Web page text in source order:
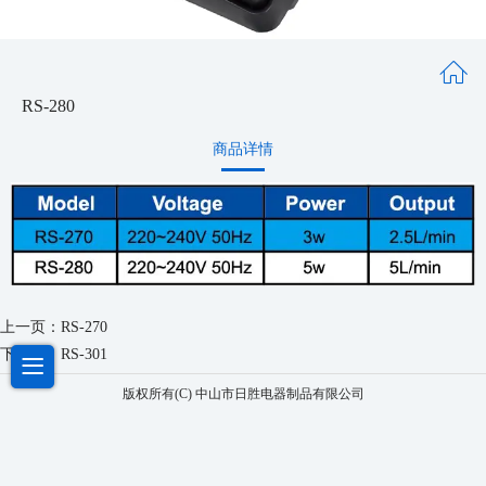
RS-280
商品详情
上一页： RS-270
下一页： RS-301
版权所有(C) 中山市日胜电器制品有限公司